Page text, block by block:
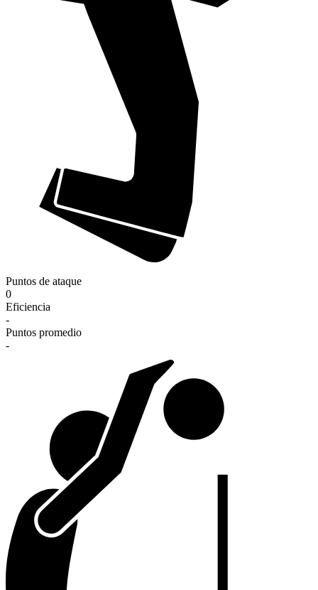
Puntos de ataque
0
Eficiencia
-
Puntos promedio
-